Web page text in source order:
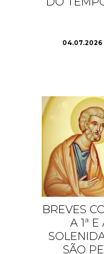
04.07.2026 |
BREVES
A 1ª
SÃO